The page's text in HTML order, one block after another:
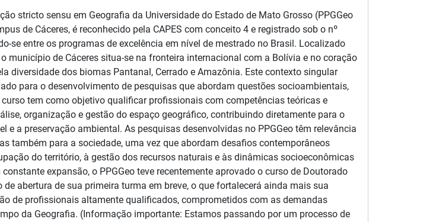
stricto sensu em Geografia da Universidade do Estado de Mato Grosso (PPGGeo
de Cáceres, é reconhecido pela CAPES com conceito 4 e registrado sob o nº
se entre os programas de excelência em nível de mestrado no Brasil. Localizado
município de Cáceres situa-se na fronteira internacional com a Bolívia e no coração
diversidade dos biomas Pantanal, Cerrado e Amazônia. Este contexto singular
para o desenvolvimento de pesquisas que abordam questões socioambientais,
tem como objetivo qualificar profissionais com competências teóricas e
organização e gestão do espaço geográfico, contribuindo diretamente para o
e a preservação ambiental. As pesquisas desenvolvidas no PPGGeo têm relevância
também para a sociedade, uma vez que abordam desafios contemporâneos
do território, à gestão dos recursos naturais e às dinâmicas socioeconômicas
expansão, o PPGGeo teve recentemente aprovado o curso de Doutorado
de abertura de sua primeira turma em breve, o que fortalecerá ainda mais sua
de profissionais altamente qualificados, comprometidos com as demandas
da Geografia. (Informação importante: Estamos passando por um processo de